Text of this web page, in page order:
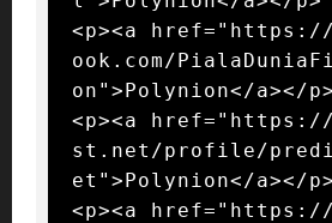
<p><a href="https://
ook.com/
on">Polynion</a></p>
<p><a href="https://
st.net/profile/
et">Polynion</a></p>
<p><a href="https://